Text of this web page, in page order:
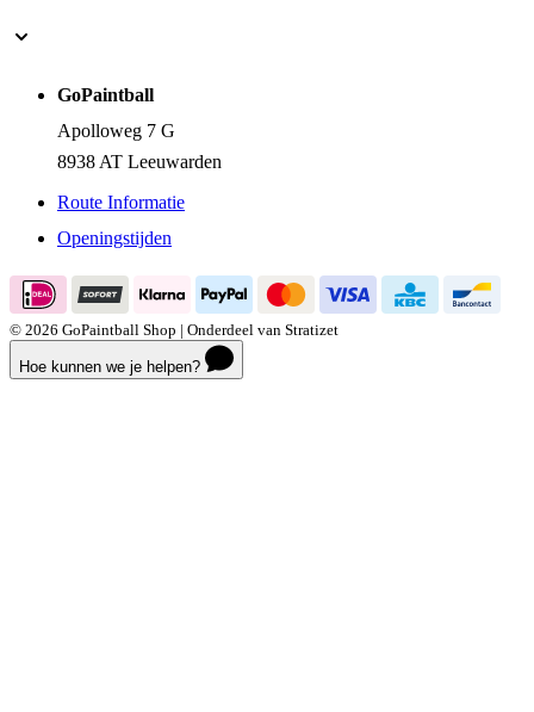
GoPaintball
Apolloweg 7 G
8938 AT Leeuwarden
Route Informatie
Openingstijden
© 2026 GoPaintball Shop | Onderdeel van Stratizet
Hoe kunnen we je helpen?